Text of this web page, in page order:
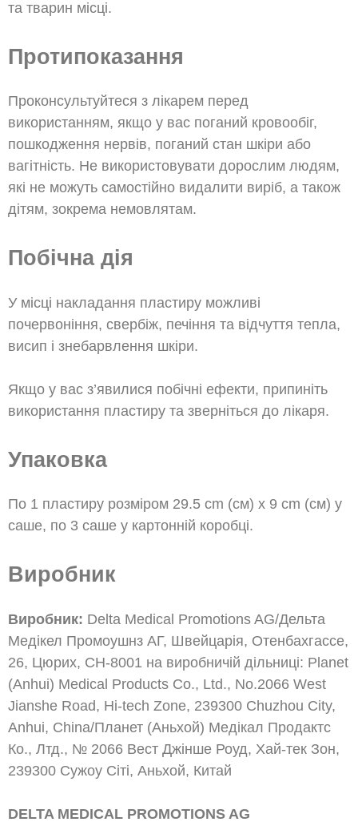
та тварин місці.
Протипоказання
Проконсультуйтеся з лікарем перед
використанням, якщо у вас поганий кровообіг,
пошкодження нервів, поганий стан шкіри або
вагітність. Не використовувати дорослим людям,
які не можуть самостійно видалити виріб, а також
дітям, зокрема немовлятам.
Побічна дія
У місці накладання пластиру можливі
почервоніння, свербіж, печіння та відчуття тепла,
висип і знебарвлення шкіри.
Якщо у вас з’явилися побічні ефекти, припиніть
використання пластиру та зверніться до лікаря.
Упаковка
По 1 пластиру розміром 29.5 cm (см) x 9 cm (см) у
саше, по 3 саше у картонній коробці.
Виробник
Виробник: Delta Medical Promotions AG/Дельта
Медікел Промоушнз АГ, Швейцарія, Отенбахгассе,
26, Цюрих, СН-8001 на виробничій дільниці: Planet
(Anhui) Medical Products Co., Ltd., No.2066 West
Jianshe Road, Hi-tech Zone, 239300 Chuzhou City,
Anhui, China/Планет (Аньхой) Медікал Продактс
Ко., Лтд., № 2066 Вест Джінше Роуд, Хай-тек Зон,
239300 Сужоу Сіті, Аньхой, Китай
DELTA MEDICAL PROMOTIONS AG